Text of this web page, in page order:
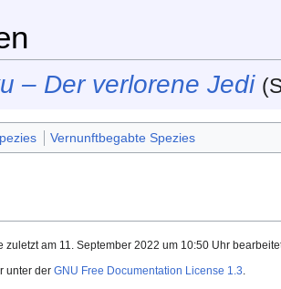
– Der verlorene Jedi
Vernunftbegabte Spezies
zuletzt am 11. September 2022 um 10:50 Uhr
unter der GNU Free Documentation License 1.3.